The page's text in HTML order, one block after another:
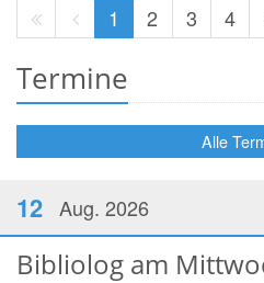
Erste
Seite
Vorherige
Seite
1 2 3 4
Termine
Alle
12 Aug. 2026
Bibliolog am